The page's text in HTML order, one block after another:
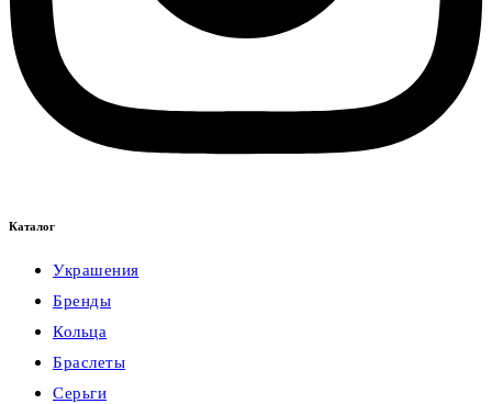
Каталог
Украшения
Бренды
Кольца
Браслеты
Серьги